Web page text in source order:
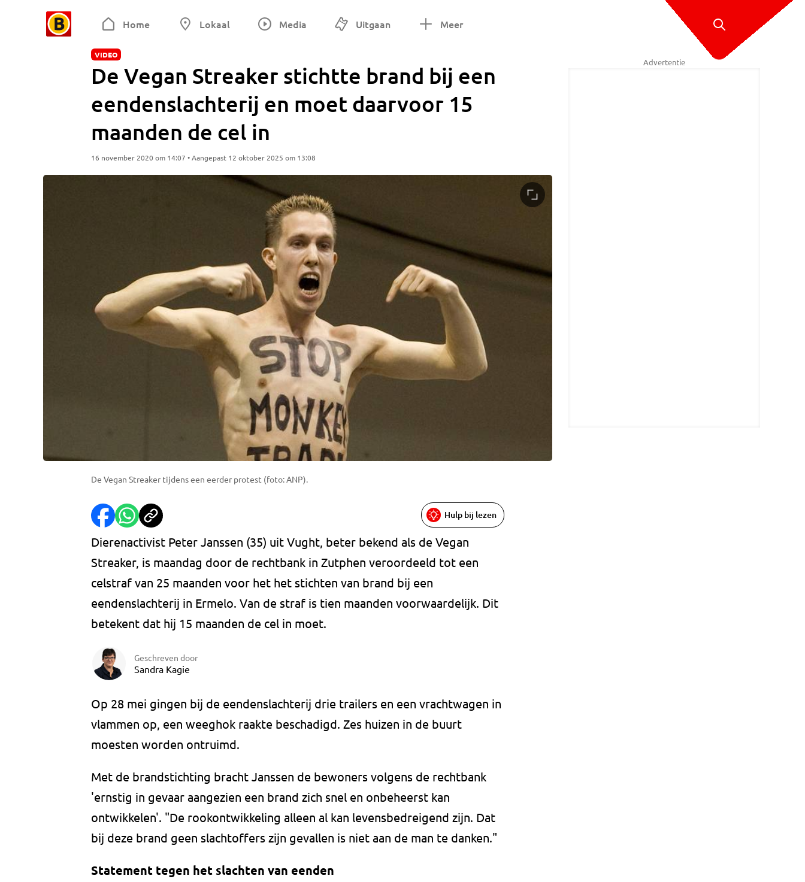
Home Lokaal Media Uitgaan Meer
VIDEO
De Vegan Streaker stichtte brand bij een
eendenslachterij en moet daarvoor 15
maanden de cel in
16 november 2020 om 14:07 • Aangepast 12 oktober 2025 om 13:08
De Vegan Streaker tijdens een eerder protest (foto: ANP).
Hulp bij lezen
Dierenactivist Peter Janssen (35) uit Vught, beter bekend als de Vegan
Streaker, is maandag door de rechtbank in Zutphen veroordeeld tot een
celstraf van 25 maanden voor het het stichten van brand bij een
eendenslachterij in Ermelo. Van de straf is tien maanden voorwaardelijk. Dit
betekent dat hij 15 maanden de cel in moet.
Geschreven door
Sandra Kagie
Op 28 mei gingen bij de eendenslachterij drie trailers en een vrachtwagen in
vlammen op, een weeghok raakte beschadigd. Zes huizen in de buurt
moesten worden ontruimd.
Met de brandstichting bracht Janssen de bewoners volgens de rechtbank
'ernstig in gevaar aangezien een brand zich snel en onbeheerst kan
ontwikkelen'. "De rookontwikkeling alleen al kan levensbedreigend zijn. Dat
bij deze brand geen slachtoffers zijn gevallen is niet aan de man te danken."
Statement tegen het slachten van eenden
Advertentie